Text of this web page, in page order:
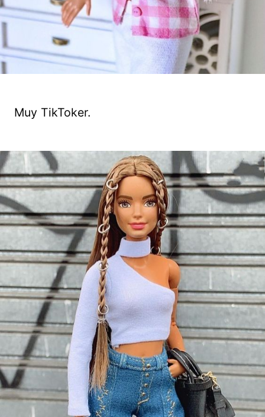
Muy TikToker.